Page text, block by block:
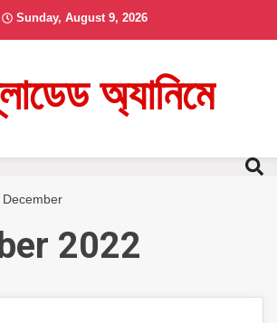
Sunday, August 9, 2026
অ্যানিমে
December
2022